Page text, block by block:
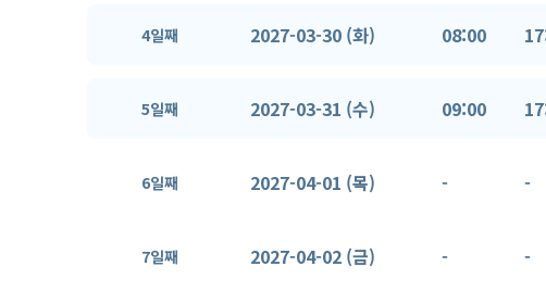
4일째 2027-03-30 (화) 08:00
5일째 2027-03-31 (수) 09:00
6일째 2027-04-01 (목) - -
7일째 2027-04-02 (금) - -